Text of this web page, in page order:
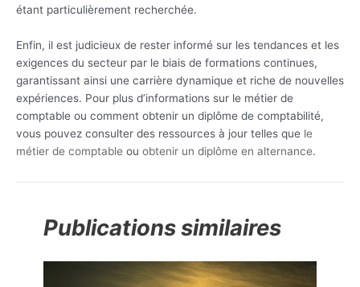
étant particulièrement recherchée.
Enfin, il est judicieux de rester informé sur les tendances et les
exigences du secteur par le biais de formations continues,
garantissant ainsi une carrière dynamique et riche de nouvelles
expériences. Pour plus d’informations sur le métier de
comptable ou comment obtenir un diplôme de comptabilité,
vous pouvez consulter des ressources à jour telles que le
métier de comptable ou obtenir un diplôme en alternance.
Publications similaires